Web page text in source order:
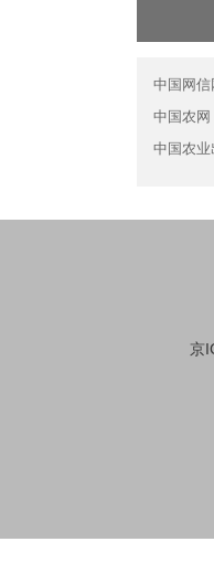
中国网信
中国农网
中国农业
京